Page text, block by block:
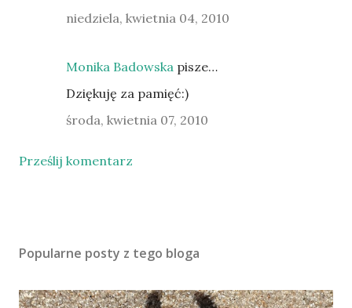
niedziela, kwietnia 04, 2010
Monika Badowska pisze…
Dziękuję za pamięć:)
środa, kwietnia 07, 2010
Prześlij komentarz
Popularne posty z tego bloga